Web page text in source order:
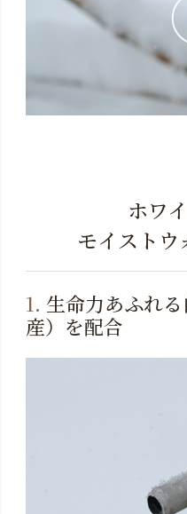
ホワ
モイストウ
1. 生命力あふれ
産）を配合